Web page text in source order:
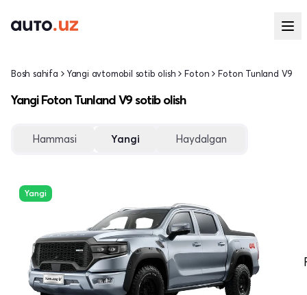
Bosh sahifa Yangi avtomobil sotib olish Foton Foton Tunland V9
Yangi Foton Tunland V9 sotib olish
Hammasi Yangi Haydalgan
Yangi